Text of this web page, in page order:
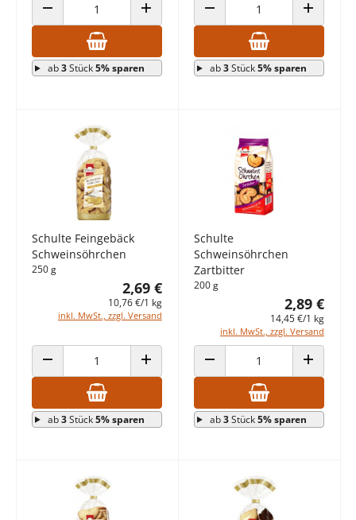
ANZAHL VERRINGERN ANZAHL ERHÖHEN
ab3Stück5% sparen
ANZAHL VERRINGERN ANZAHL
ab3Stück5% sparen
Schulte Feingebäck
Schweinsöhrchen
250 g
2,69 €
10,76 €/1 kg
inkl. MwSt., zzgl. Versand
ANZAHL VERRINGERN ANZAHL ERHÖHEN
ab3Stück5% sparen
Schulte
Schweinsöhrchen
Zartbitter
200 g
2,89 €
14,45 €/1 kg
inkl. MwSt., zzgl. Versand
ANZAHL VERRINGERN ANZAHL
ab3Stück5% sparen